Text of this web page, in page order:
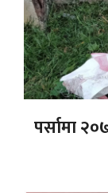
पर्सामा